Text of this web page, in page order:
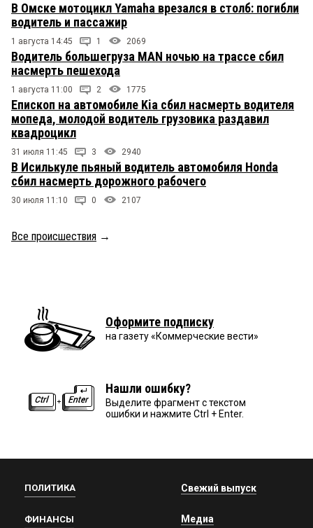
В Омске мотоцикл Yamaha врезался в столб: погибли
водитель и пассажир
1 августа 14:45 1 2069
Водитель большегруза MAN ночью на трассе сбил
насмерть пешехода
1 августа 11:00 2 1775
Епископ на автомобиле Kia сбил насмерть водителя
мопеда, молодой водитель грузовика раздавил
квадроцикл
31 июля 11:45 3 2940
В Исилькуле пьяный водитель автомобиля Honda
сбил насмерть дорожного рабочего
30 июля 11:10 0 2107
Все происшествия →
Оформите подписку
на газету «Коммерческие вести»
Нашли ошибку?
Выделите фрагмент с текстом
ошибки и нажмите Ctrl + Enter.
ПОЛИТИКА
ФИНАНСЫ
Свежий выпуск
Медиа